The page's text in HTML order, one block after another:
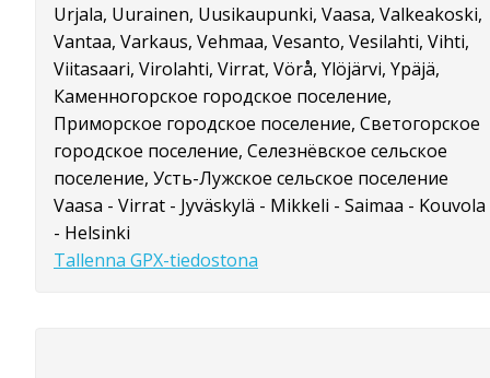
Urjala, Uurainen, Uusikaupunki, Vaasa, Valkeakoski,
Vantaa, Varkaus, Vehmaa, Vesanto, Vesilahti, Vihti,
Viitasaari, Virolahti, Virrat, Vörå, Ylöjärvi, Ypäjä,
Каменногорское городское поселение,
Приморское городское поселение, Светогорское
городское поселение, Селезнёвское сельское
поселение, Усть-Лужское сельское поселение
Vaasa - Virrat - Jyväskylä - Mikkeli - Saimaa - Kouvola
- Helsinki
Tallenna GPX-tiedostona